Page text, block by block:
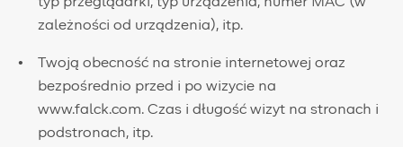
zależności od urządzenia), itp.
Twoją obecność na stronie internetowej oraz
bezpośrednio przed i po wizycie na
www.falck.com. Czas i długość wizyt na stronach i
podstronach, itp.